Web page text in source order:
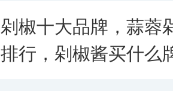
剁椒十大品牌，蒜蓉
排行，剁椒酱买什么